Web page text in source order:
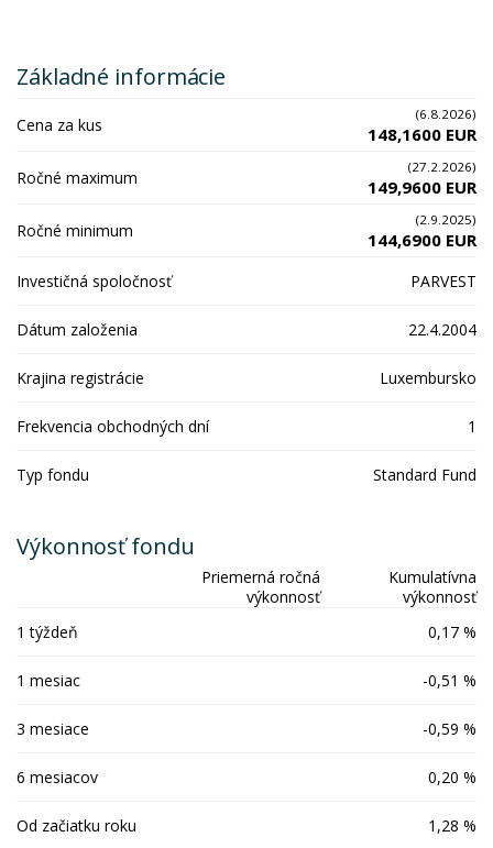
Základné informácie
Cena za kus (6.8.2026)
148,1600 EUR
Ročné maximum (27.2.2026)
149,9600 EUR
Ročné minimum (2.9.2025)
144,6900 EUR
Investičná spoločnosť PARVEST
Dátum založenia 22.4.2004
Krajina registrácie Luxembursko
Frekvencia obchodných dní 1
Typ fondu Standard Fund
Výkonnosť fondu
Priemerná ročná
výkonnosť
Kumulatívna
výkonnosť
1 týždeň
0,17 %
1 mesiac -0,51 %
3 mesiace -0,59 %
6 mesiacov 0,20 %
Od začiatku roku 1,28 %